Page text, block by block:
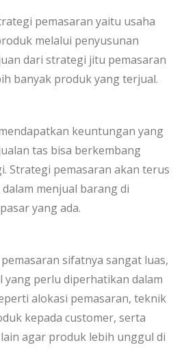
pemasaran yaitu usaha
melalui penyusunan
dari strategi jitu pemasaran
banyak produk yang terjual.
keuntungan yang
tas bisa berkembang
Strategi pemasaran akan terus
menjual barang di
yang ada.
sifatnya sangat luas,
yang perlu diperhatikan dalam
alokasi pemasaran, teknik
kepada customer, serta
agar produk lebih unggul di